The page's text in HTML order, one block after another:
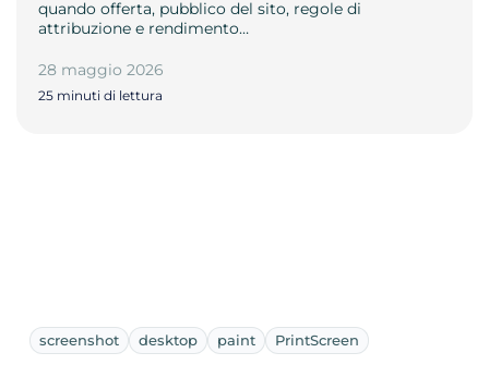
quando offerta, pubblico del sito, regole di
attribuzione e rendimento…
28 maggio 2026
25 minuti di lettura
screenshot desktop paint PrintScreen